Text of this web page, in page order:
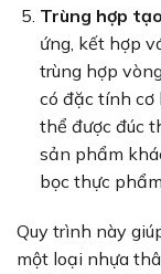
Trùng hợp
ứng, kết hợp
trùng hợp
có đặc tính cơ
thể được đúc
sản phẩm
bọc thực phẩm.
Quy trình này
một loại nhựa